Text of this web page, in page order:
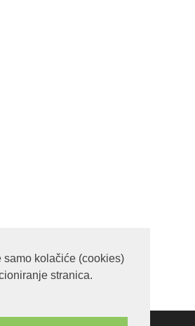
samo kolačiće (cookies)
stranica.